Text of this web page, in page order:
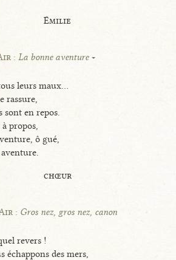
Émilie
:La bonne aventure
leurs maux...
rassure,
sont en repos.
propos,
ô gué,
chœur
: Gros nez, gros nez, canon
revers !
échappons des mers,